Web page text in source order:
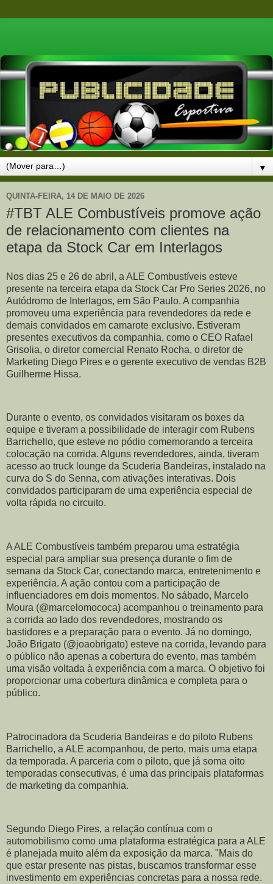
▼
QUINTA-FEIRA, 14 DE MAIO DE 2026
#TBT ALE Combustíveis promove ação
de relacionamento com clientes na
etapa da Stock Car em Interlagos
Nos dias 25 e 26 de abril, a ALE Combustíveis esteve
presente na terceira etapa da Stock Car Pro Series 2026, no
Autódromo de Interlagos, em São Paulo. A companhia
promoveu uma experiência para revendedores da rede e
demais convidados em camarote exclusivo. Estiveram
presentes executivos da companhia, como o CEO Rafael
Grisolia, o diretor comercial Renato Rocha, o diretor de
Marketing Diego Pires e o gerente executivo de vendas B2B
Guilherme Hissa.
Durante o evento, os convidados visitaram os boxes da
equipe e tiveram a possibilidade de interagir com Rubens
Barrichello, que esteve no pódio comemorando a terceira
colocação na corrida. Alguns revendedores, ainda, tiveram
acesso ao truck lounge da Scuderia Bandeiras, instalado na
curva do S do Senna, com ativações interativas. Dois
convidados participaram de uma experiência especial de
volta rápida no circuito.
A ALE Combustíveis também preparou uma estratégia
especial para ampliar sua presença durante o fim de
semana da Stock Car, conectando marca, entretenimento e
experiência. A ação contou com a participação de
influenciadores em dois momentos. No sábado, Marcelo
Moura (@marcelomococa) acompanhou o treinamento para
a corrida ao lado dos revendedores, mostrando os
bastidores e a preparação para o evento. Já no domingo,
João Brigato (@joaobrigato) esteve na corrida, levando para
o público não apenas a cobertura do evento, mas também
uma visão voltada à experiência com a marca. O objetivo foi
proporcionar uma cobertura dinâmica e completa para o
público.
Patrocinadora da Scuderia Bandeiras e do piloto Rubens
Barrichello, a ALE acompanhou, de perto, mais uma etapa
da temporada. A parceria com o piloto, que já soma oito
temporadas consecutivas, é uma das principais plataformas
de marketing da companhia.
Segundo Diego Pires, a relação contínua com o
automobilismo como uma plataforma estratégica para a ALE
é planejada muito além da exposição da marca. "Mais do
que estar presente nas pistas, buscamos transformar esse
investimento em experiências concretas para a nossa rede.